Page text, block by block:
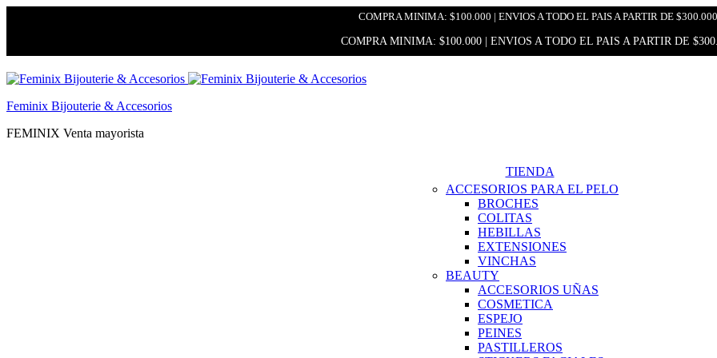
COMPRA MINIMA: $100.000 | ENVIOS A TODO EL PAIS A PARTIR DE $300.000
COMPRA MINIMA: $100.000 | ENVIOS A TODO EL PAIS A PARTIR DE
Feminix Bijouterie & Accesorios
FEMINIX Venta mayorista
TIENDA
ACCESORIOS PARA EL PELO
BROCHES
COLITAS
HEBILLAS
EXTENSIONES
VINCHAS
BEAUTY
ACCESORIOS UÑAS
COSMETICA
ESPEJO
PEINES
PASTILLEROS